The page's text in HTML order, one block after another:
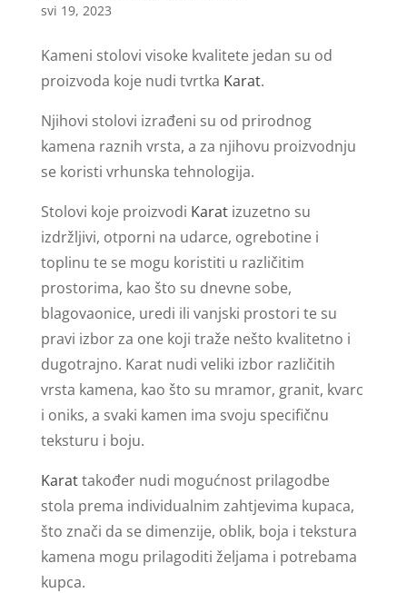
svi 19, 2023
Kameni stolovi visoke kvalitete jedan su od
proizvoda koje nudi tvrtka Karat.
Njihovi stolovi izrađeni su od prirodnog
kamena raznih vrsta, a za njihovu proizvodnju
se koristi vrhunska tehnologija.
Stolovi koje proizvodi Karatizuzetno su
izdržljivi, otporni na udarce, ogrebotine i
toplinu te se mogu koristiti u različitim
prostorima, kao što su dnevne sobe,
blagovaonice, uredi ili vanjski prostori te su
pravi izbor za one koji traže nešto kvalitetno i
dugotrajno. Karat nudi veliki izbor različitih
vrsta kamena, kao što su mramor, granit, kvarc
i oniks, a svaki kamen ima svoju specifičnu
teksturu i boju.
Karattakođer nudi mogućnost prilagodbe
stola prema individualnim zahtjevima kupaca,
što znači da se dimenzije, oblik, boja i tekstura
kamena mogu prilagoditi željama i potrebama
kupca.